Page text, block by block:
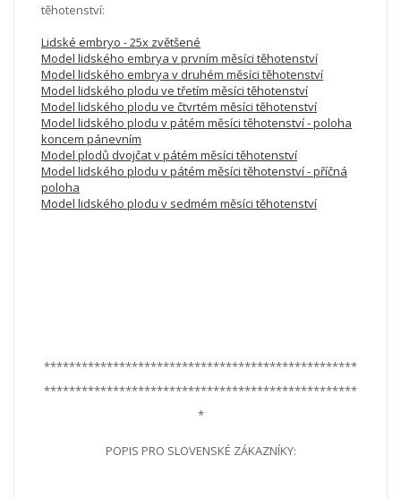
těhotenství:
Lidské embryo - 25x zvětšené
Model lidského embrya v prvním měsíci těhotenství
Model lidského embrya v druhém měsíci těhotenství
Model lidského plodu ve třetím měsíci těhotenství
Model lidského plodu ve čtvrtém měsíci těhotenství
Model lidského plodu v pátém měsíci těhotenství - poloha
koncem pánevním
Model plodů dvojčat v pátém měsíci těhotenství
Model lidského plodu v pátém měsíci těhotenství - příčná
poloha
Model lidského plodu v sedmém měsíci těhotenství
**************************************************
**************************************************
*
POPIS PRO SLOVENSKÉ ZÁKAZNÍKY: